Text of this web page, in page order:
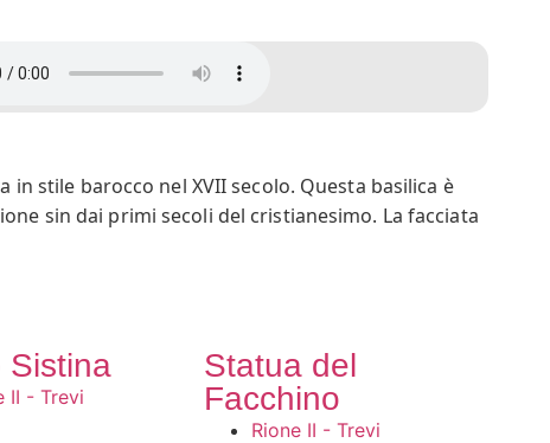
stile barocco nel XVII secolo. Questa basilica è
sin dai primi secoli del cristianesimo. La facciata
e storico dell’arte, che fu sepolto nella basilica
celebra le sue scoperte e il suo contributo alla
Sistina
II - Trevi
Statua del
Facchino
Rione II - Trevi